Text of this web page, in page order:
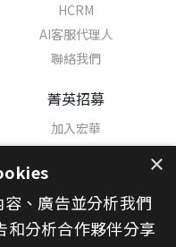
HCRM
AI客服代理人
聯絡我們
菁英招募
加入宏華
學習與發展
幸福職場
宏華之星
×
、廣告並分析我們
和分析合作夥伴分享